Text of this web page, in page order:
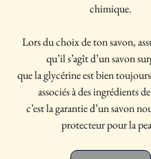
chimique.
Lors du choix de ton savon,
qu’il s’agît d’un savon
que la glycérine est bien
associés à des ingrédients
c’est la garantie d’un savon
protecteur pour la